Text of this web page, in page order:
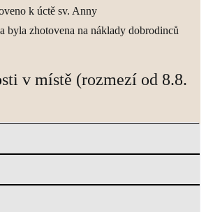
k úctě sv. Anny
byla zhotovena na náklady dobrodinců
v místě (rozmezí od 8.8.